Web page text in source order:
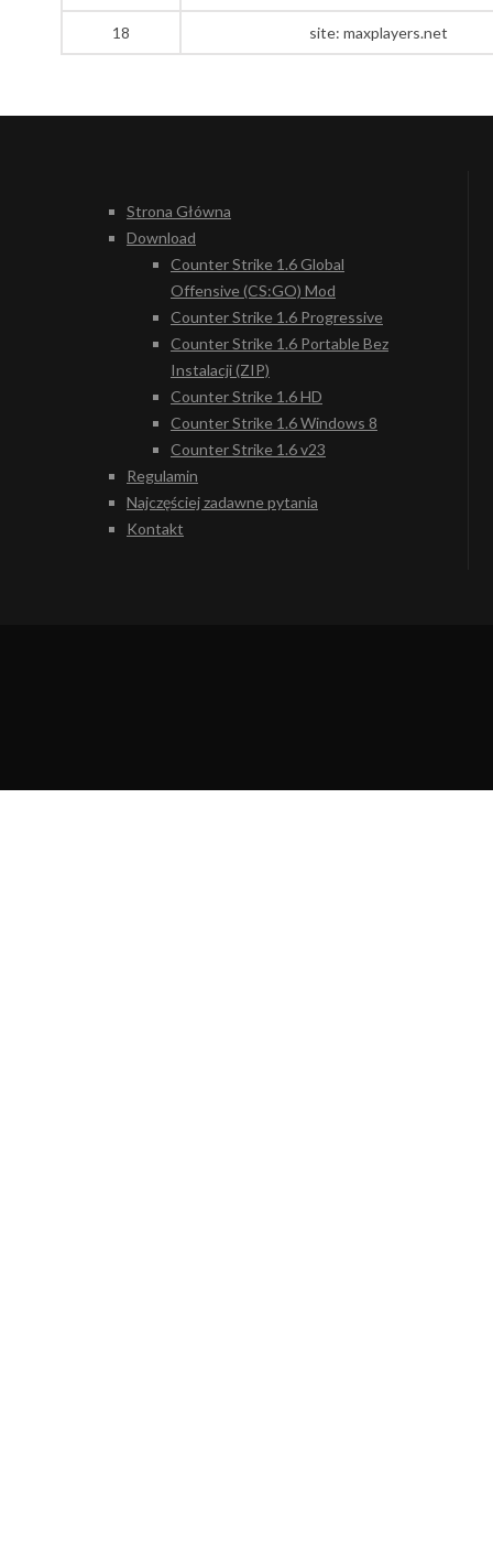
18 site: maxplayers.net
Strona Główna
Download
Counter Strike 1.6 Global
Offensive (CS:GO) Mod
Counter Strike 1.6 Progressive
Counter Strike 1.6 Portable Bez
Instalacji (ZIP)
Counter Strike 1.6 HD
Counter Strike 1.6 Windows 8
Counter Strike 1.6 v23
Regulamin
Najczęściej zadawne pytania
Kontakt